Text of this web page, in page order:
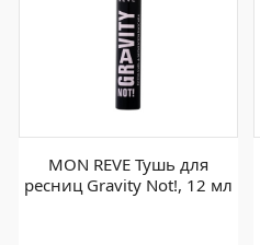
MON REVE Тушь для
ресниц Gravity Not!, 12 мл